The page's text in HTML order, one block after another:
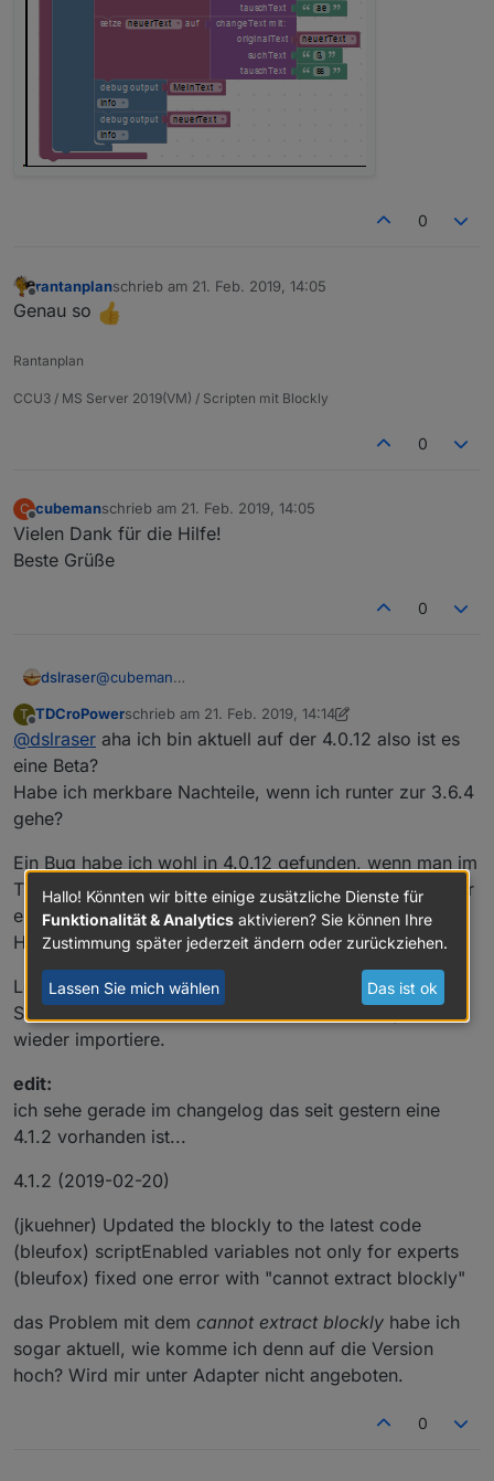
0
rantanplanschrieb am 21. Feb. 2019, 14:05
zuletzt editiert von
Genau so
Rantanplan
CCU3 / MS Server 2019(VM) / Scripten mit Blockly
0
C
Offline
cubemanschrieb am 21. Feb. 2019, 14:05
zuletzt editiert von
Vielen Dank für die Hilfe!
Beste Grüße
0
dslraser@cubeman
größer 3.6.4 ist Beta und hat noch Fehler)
T
Offline
TDCroPowerschrieb am 21. Feb. 2019, 14:14
zuletzt editiert von TDCroPower
@dslraser aha ich bin aktuell auf der 4.0.12 also ist es
eine Beta?
Habe ich merkbare Nachteile, wenn ich runter zur 3.6.4
gehe?
Ein Bug habe ich wohl in 4.0.12 gefunden, wenn man im
Trigger ein 2tes Objekt hinzufügt und es danach wieder
entfernen will bleibt es als unlöschbarer shadowim
Hintergrund.
Löschen kann ich es dann nur, wenn ich im Export den
Shadow Teil unten löschen und meinen Blockly Code
wieder importiere.
edit:
ich sehe gerade im changelog das seit gestern eine
4.1.2 vorhanden ist...
4.1.2 (2019-02-20)
(jkuehner) Updated the blockly to the latest code
(bleufox) scriptEnabled variables not only for experts
(bleufox) fixed one error with "cannot extract blockly"
das Problem mit dem cannot extract blockly habe ich
sogar aktuell, wie komme ich denn auf die Version
hoch? Wird mir unter Adapter nicht angeboten.
0
Hallo! Könnten wir bitte einige zusätzliche Dienste für
Funktionalität & Analytics aktivieren? Sie können Ihre
Zustimmung später jederzeit ändern oder zurückziehen.
Lassen Sie mich wählen Das ist ok